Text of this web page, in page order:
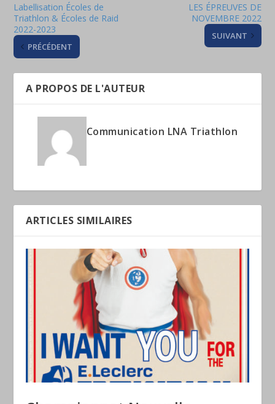
Labellisation Écoles de
Triathlon & Écoles de Raid
2022-2023
PRÉCÉDENT
LES ÉPREUVES DE
NOVEMBRE 2022
SUIVANT
A PROPOS DE L'AUTEUR
Communication LNA Triathlon
ARTICLES SIMILAIRES